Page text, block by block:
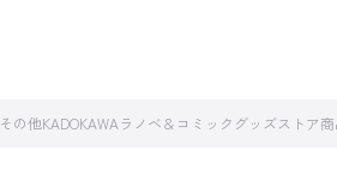
その他KADOKAWAラノベ＆コミックグッズストア